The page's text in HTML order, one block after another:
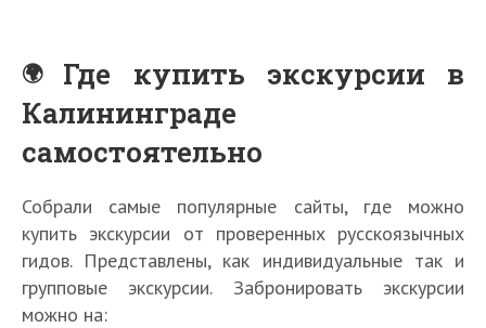
Где купить экскурсии в
Калининграде
самостоятельно
Собрали самые популярные сайты, где можно
купить экскурсии от проверенных русскоязычных
гидов. Представлены, как индивидуальные так и
групповые экскурсии. Забронировать экскурсии
можно на: